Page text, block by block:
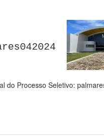
do Processo Seletivo: